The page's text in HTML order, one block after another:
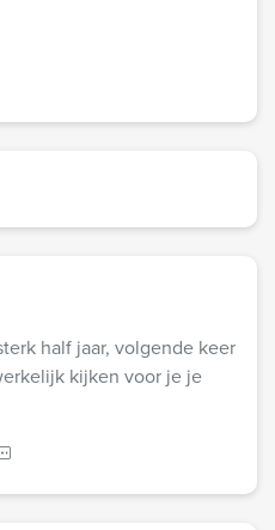
half jaar, volgende keer
kijken voor je je